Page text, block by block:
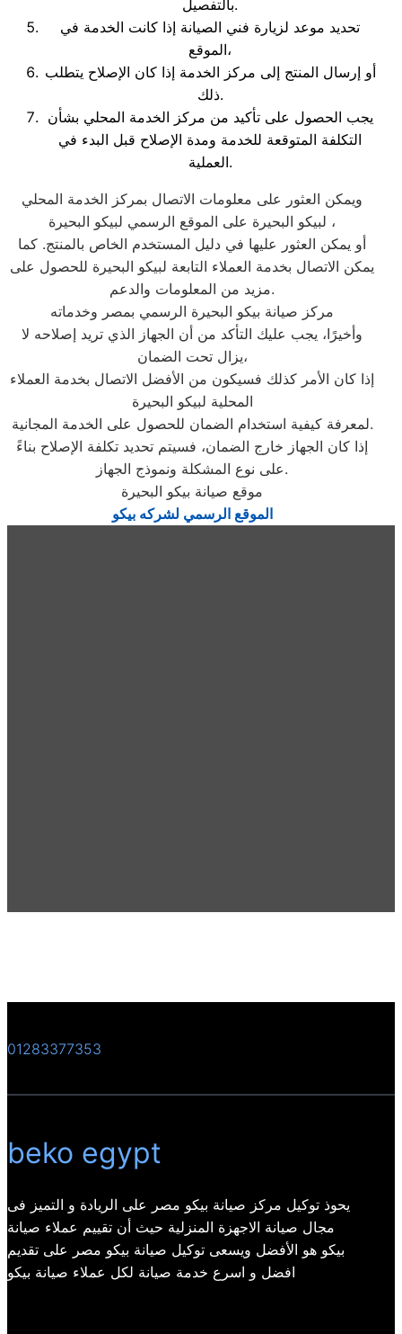
بالتفصيل.
تحديد موعد لزيارة فني الصيانة إذا كانت الخدمة في
الموقع،
أو إرسال المنتج إلى مركز الخدمة إذا كان الإصلاح يتطلب
ذلك.
يجب الحصول على تأكيد من مركز الخدمة المحلي بشأن
التكلفة المتوقعة للخدمة ومدة الإصلاح قبل البدء في
العملية.
ويمكن العثور على معلومات الاتصال بمركز الخدمة المحلي
لبيكو البحيرة على الموقع الرسمي لبيكو البحيرة ،
أو يمكن العثور عليها في دليل المستخدم الخاص بالمنتج. كما
يمكن الاتصال بخدمة العملاء التابعة لبيكو البحيرة للحصول على
مزيد من المعلومات والدعم.
مركز صيانة بيكو البحيرة الرسمي بمصر وخدماته
وأخيرًا، يجب عليك التأكد من أن الجهاز الذي تريد إصلاحه لا
يزال تحت الضمان،
إذا كان الأمر كذلك فسيكون من الأفضل الاتصال بخدمة العملاء
المحلية لبيكو البحيرة
لمعرفة كيفية استخدام الضمان للحصول على الخدمة المجانية.
إذا كان الجهاز خارج الضمان، فسيتم تحديد تكلفة الإصلاح بناءً
على نوع المشكلة ونموذج الجهاز.
موقع صيانة بيكو البحيرة
الموقع الرسمي لشركه بيكو
01283377353
beko egypt
يحوذ توكيل مركز صيانة بيكو مصر على الريادة و التميز فى
مجال صيانة الاجهزة المنزلية حيث أن تقييم عملاء صيانة
بيكو هو الأفضل ويسعى توكيل صيانة بيكو مصر على تقديم
افضل و اسرع خدمة صيانة لكل عملاء صيانة بيكو